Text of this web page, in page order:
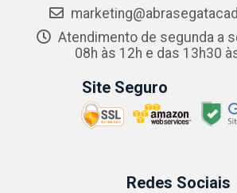
Atendimento de segunda a
08h às 12h e das 13h30
Site Seguro
Redes Sociais